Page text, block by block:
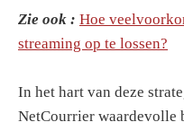
Zie ook : Hoe
streaming op te lossen?
In het hart van deze
NetCourrier waardevolle